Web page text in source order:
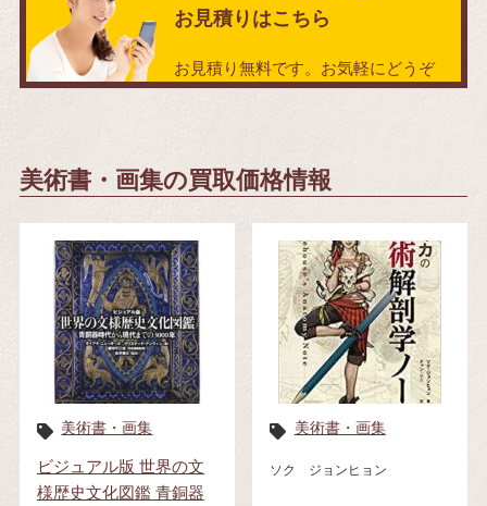
お見積りはこちら
お見積り無料です。お気軽にどうぞ
美術書・画集の買取価格情報
美術書・画集
ビジュアル版 世界の文
様歴史文化図鑑 青銅器
美術書・画集
ソク ジョンヒョン